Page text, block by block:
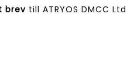
brev till ATRYOS DMCC